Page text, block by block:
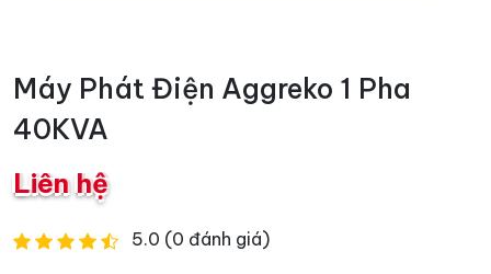
Máy Phát Điện Aggreko 1 Pha
40KVA
Liên hệ
5.0 (0 đánh giá)